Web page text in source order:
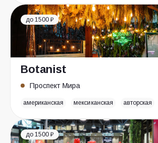
до 1500 ₽
Botanist
Проспект Мира
американская мексиканская авторская
до 1500 ₽